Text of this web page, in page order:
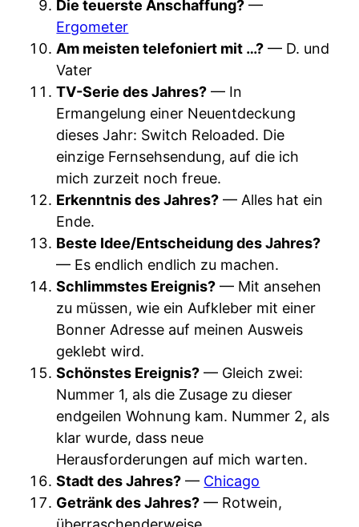
Die teuerste Anschaffung? —
Ergometer
Am meisten telefoniert mit …? — D. und
Vater
TV-Serie des Jahres? — In
Ermangelung einer Neuentdeckung
dieses Jahr: Switch Reloaded. Die
einzige Fernsehsendung, auf die ich
mich zurzeit noch freue.
Erkenntnis des Jahres? — Alles hat ein
Ende.
Beste Idee/Entscheidung des Jahres?
— Es endlich endlich zu machen.
Schlimmstes Ereignis? — Mit ansehen
zu müssen, wie ein Aufkleber mit einer
Bonner Adresse auf meinen Ausweis
geklebt wird.
Schönstes Ereignis? — Gleich zwei:
Nummer 1, als die Zusage zu dieser
endgeilen Wohnung kam. Nummer 2, als
klar wurde, dass neue
Herausforderungen auf mich warten.
Stadt des Jahres? — Chicago
Getränk des Jahres? — Rotwein,